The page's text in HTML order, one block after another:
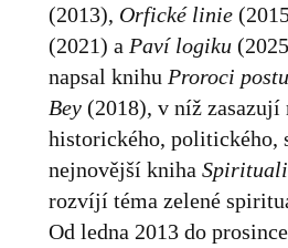
(2013), Orfické linie
(2021) a Paví logiku
napsal knihu Proroci
Bey (2018), v níž
historického, politického,
nejnovější kniha
rozvíjí téma zelené
Od ledna 2013 do